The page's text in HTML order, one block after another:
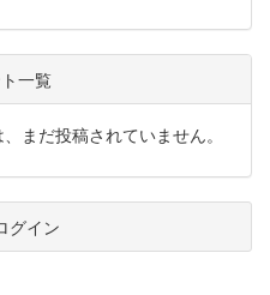
一覧
まだ投稿されていません。
グイン